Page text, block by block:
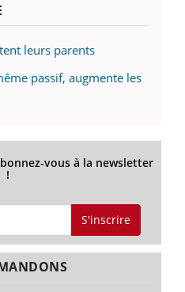
leurs parents
passif, augmente les
vous à la newsletter
!
S'inscrire